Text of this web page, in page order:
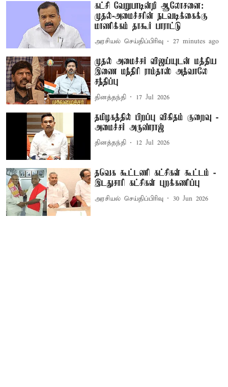
கட்சி வேறுபாடின்றி ஆலோசனை:
முதல்-அமைச்சரின் நடவடிக்கைக்கு
மாணிக்கம் தாகூர் பாராட்டு
அரசியல் செய்திப்பிரிவு 27 minutes ago
முதல் அமைச்சர் விஜய்யுடன் மத்திய
இணை மந்திரி ராம்தாஸ் அத்வாலே
சந்திப்பு
தினத்தந்தி 17 Jul 2026
தமிழகத்தில் பிறப்பு விகிதம் குறைவு -
அமைச்சர் அருண்ராஜ்
தினத்தந்தி 12 Jul 2026
தவெக கூட்டணி கட்சிகள் கூட்டம் -
இடதுசாரி கட்சிகள் புறக்கணிப்பு
அரசியல் செய்திப்பிரிவு 30 Jun 2026